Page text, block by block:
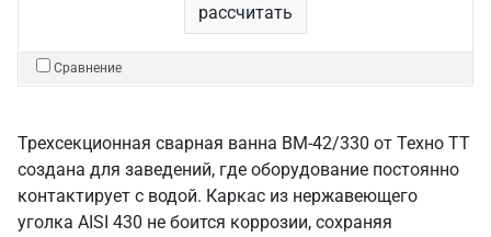
рассчитать
Сравнение
Трехсекционная сварная ванна ВМ-42/330 от Техно ТТ
создана для заведений, где оборудование постоянно
контактирует с водой. Каркас из нержавеющего
уголка AISI 430 не боится коррозии, сохраняя